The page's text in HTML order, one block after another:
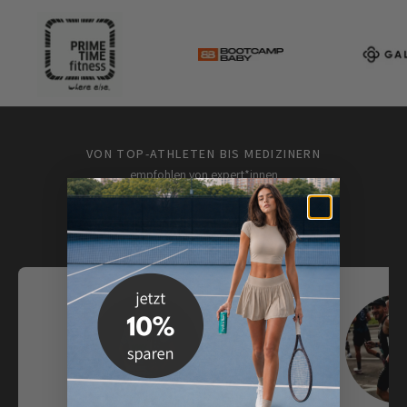
VON TOP-ATHLETEN BIS MEDIZINERN
empfohlen von expert*innen